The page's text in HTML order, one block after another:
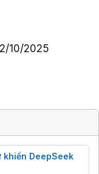
10/2025
DeepSeek